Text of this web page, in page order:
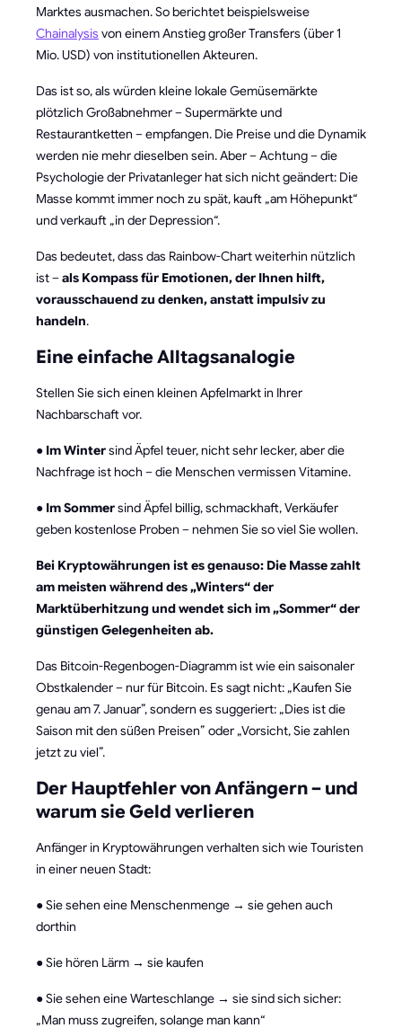
Marktes ausmachen. So berichtet beispielsweise
Chainalysis von einem Anstieg großer Transfers (über 1
Mio. USD) von institutionellen Akteuren.
Das ist so, als würden kleine lokale Gemüsemärkte
plötzlich Großabnehmer – Supermärkte und
Restaurantketten – empfangen. Die Preise und die Dynamik
werden nie mehr dieselben sein. Aber – Achtung – die
Psychologie der Privatanleger hat sich nicht geändert: Die
Masse kommt immer noch zu spät, kauft „am Höhepunkt“
und verkauft „in der Depression“.
Das bedeutet, dass das Rainbow-Chart weiterhin nützlich
ist –als Kompass für Emotionen, der Ihnen hilft,
vorausschauend zu denken, anstatt impulsiv zu
handeln.
Eine einfache Alltagsanalogie
Stellen Sie sich einen kleinen Apfelmarkt in Ihrer
Nachbarschaft vor.
● Im Wintersind Äpfel teuer, nicht sehr lecker, aber die
Nachfrage ist hoch – die Menschen vermissen Vitamine.
● Im Sommersind Äpfel billig, schmackhaft, Verkäufer
geben kostenlose Proben – nehmen Sie so viel Sie wollen.
Bei Kryptowährungen ist es genauso: Die Masse zahlt
am meisten während des „Winters“ der
Marktüberhitzung und wendet sich im „Sommer“ der
günstigen Gelegenheiten ab.
Das Bitcoin-Regenbogen-Diagramm ist wie ein saisonaler
Obstkalender – nur für Bitcoin. Es sagt nicht: „Kaufen Sie
genau am 7. Januar”, sondern es suggeriert: „Dies ist die
Saison mit den süßen Preisen” oder „Vorsicht, Sie zahlen
jetzt zu viel”.
Der Hauptfehler von Anfängern – und
warum sie Geld verlieren
Anfänger in Kryptowährungen verhalten sich wie Touristen
in einer neuen Stadt:
● Sie sehen eine Menschenmenge → sie gehen auch
dorthin
● Sie hören Lärm → sie kaufen
● Sie sehen eine Warteschlange → sie sind sich sicher:
„Man muss zugreifen, solange man kann“